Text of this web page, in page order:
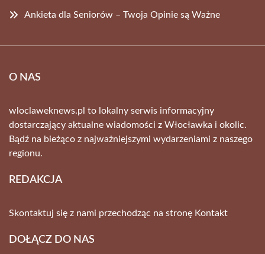
Ankieta dla Seniorów – Twoja Opinie są Ważne
O NAS
wloclaweknews.pl to lokalny serwis informacyjny
dostarczający aktualne wiadomości z Włocławka i okolic.
Bądź na bieżąco z najważniejszymi wydarzeniami z naszego
regionu.
REDAKCJA
Skontaktuj się z nami przechodząc na stronę Kontakt
DOŁĄCZ DO NAS